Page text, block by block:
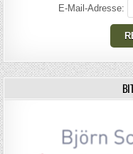
E-Mail-Adresse: